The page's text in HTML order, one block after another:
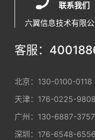
联系我们
六翼信息技术有限公
客服：
北京： 130-0100-0118
天津： 176-0225-9808
广州： 130-6887-3757
深圳： 176-6548-6556